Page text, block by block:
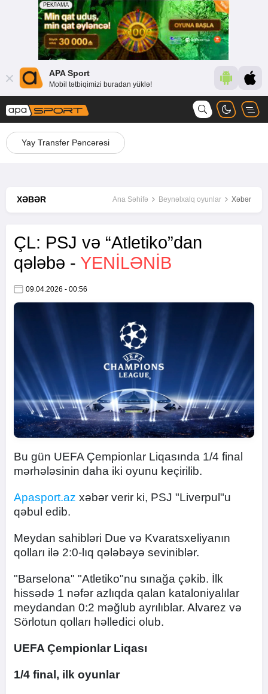
APA Sport
Mobil tətbiqimizi buradan yüklə!
Yay Transfer Pəncərəsi
XƏBƏR Ana Səhifə Beynəlxalq oyunlar Xəbər
ÇL: PSJ və “Atletiko”dan
qələbə - YENİLƏNİB
09.04.2026 - 00:56
Bu gün UEFA Çempionlar Liqasında 1/4 final
mərhələsinin daha iki oyunu keçirilib.
Apasport.az xəbər verir ki, ​PSJ "Liverpul"u
qəbul edib.
Meydan sahibləri Due və Kvaratsxeliyanın
qolları ilə 2:0-lıq qələbəyə seviniblər.
"Barselona" "Atletiko"nu sınağa çəkib. İlk
hissədə 1 nəfər azlıqda qalan kataloniyalılar
meydandan 0:2 məğlub ayrılıblar. Alvarez və
Sörlotun qolları həlledici olub.
UEFA Çempionlar Liqası
1/4 final, ilk oyunlar